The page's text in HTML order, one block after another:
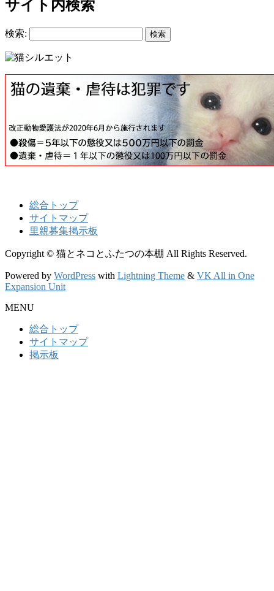
サイト内検索
検索:
総合トップ
サイトマップ
里親募集掲示板
Copyright © 猫とネコとふたつの本棚 All Rights Reserved.
Powered by WordPress with Lightning Theme & VK All in One
Expansion Unit
MENU
総合トップ
サイトマップ
掲示板